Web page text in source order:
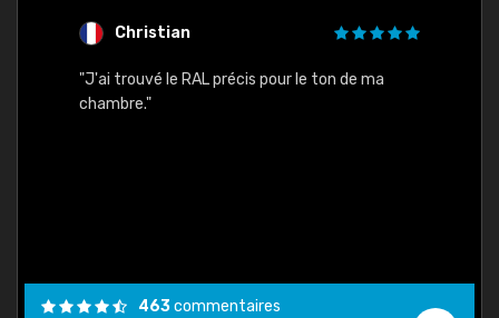
Christian
"J'ai trouvé le RAL précis pour le ton de ma
chambre."
463commentaires